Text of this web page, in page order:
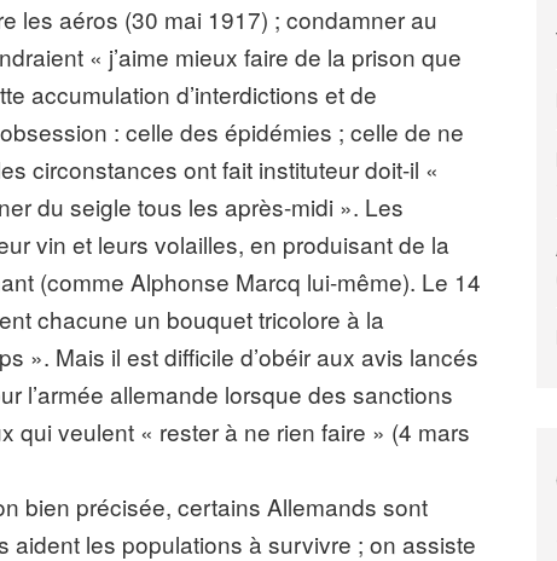
les aéros (30 mai 1917) ; condamner au
« j’aime mieux faire de la prison que
accumulation d’interdictions et de
: celle des épidémies ; celle de ne
circonstances ont fait instituteur doit-il «
du seigle tous les après-midi ». Les
vin et leurs volailles, en produisant de la
(comme Alphonse Marcq lui-même). Le 14
chacune un bouquet tricolore à la
». Mais il est difficile d’obéir aux avis lancés
l’armée allemande lorsque des sanctions
qui veulent « rester à ne rien faire » (4 mars
bien précisée, certains Allemands sont
aident les populations à survivre ; on assiste